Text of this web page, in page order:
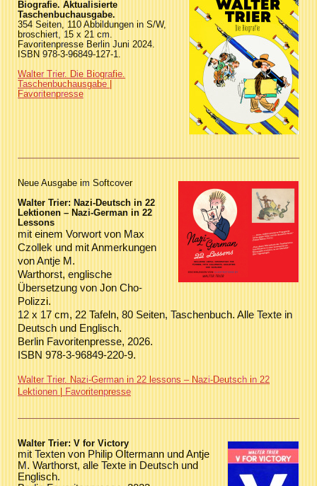
Biografie. Aktualisierte
Taschenbuchausgabe.
354 Seiten, 110 Abbildungen in S/W,
broschiert, 15 x 21 cm.
Favoritenpresse Berlin Juni 2024.
ISBN 978-3-96849-127-1.
Walter Trier. Die Biografie.
Taschenbuchausgabe |
Favoritenpresse
Neue Ausgabe im Softcover
Walter Trier: Nazi-Deutsch in 22
Lektionen – Nazi-German in 22
Lessons
mit einem Vorwort von Max
Czollek und mit Anmerkungen
von Antje M.
Warthorst, englische
Übersetzung von Jon Cho-
Polizzi.
12 x 17 cm, 22 Tafeln, 80 Seiten, Taschenbuch. Alle Texte in
Deutsch und Englisch.
Berlin Favoritenpresse, 2026.
ISBN 978-3-96849-220-9.
Walter Trier. Nazi-German in 22 lessons – Nazi-Deutsch in 22
Lektionen | Favoritenpresse
Walter Trier: V for Victory
mit Texten von Philip Oltermann und Antje
M. Warthorst, alle Texte in Deutsch und
Englisch.